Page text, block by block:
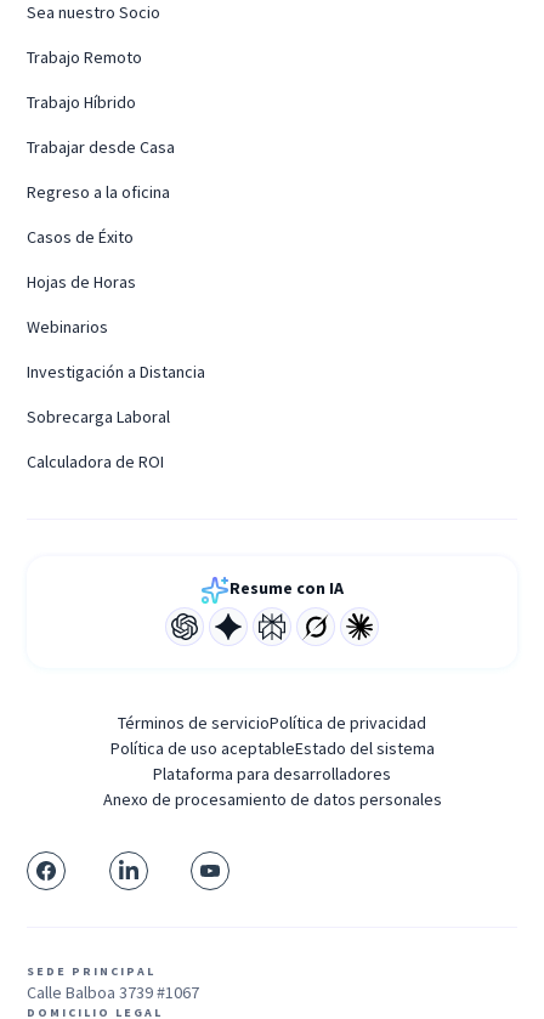
Sea nuestro Socio
Trabajo Remoto
Trabajo Híbrido
Trabajar desde Casa
Regreso a la oficina
Casos de Éxito
Hojas de Horas
Webinarios
Investigación a Distancia
Sobrecarga Laboral
Calculadora de ROI
Resume con IA
Términos de servicioPolítica de privacidad
Política de uso aceptableEstado del sistema
Plataforma para desarrolladores
Anexo de procesamiento de datos personales
SEDE PRINCIPAL
Calle Balboa 3739 #1067
DOMICILIO LEGAL